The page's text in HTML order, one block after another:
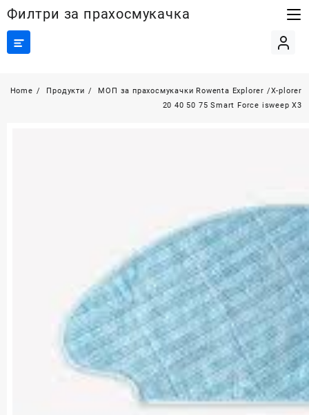
Skip
content
Филтри за прахосмукачка
Home Продукти
МОП за прахосмукачки Rowenta Explorer /X-plorer
20 40 50 75 Smart Force isweep X3